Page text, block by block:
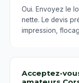
Oui. Envoyez le
nette. Le devis
impression,
Acceptez-